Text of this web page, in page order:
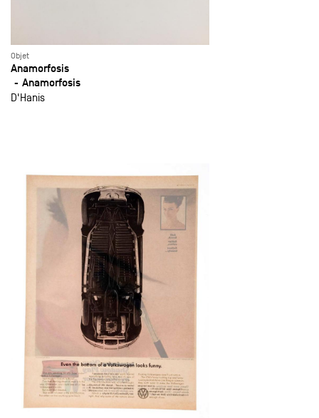
Objet
Anamorfosis
Anamorfosis
D'Hanis